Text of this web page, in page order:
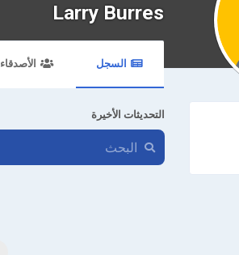
Larry Burres
السجل الأصدقاء
التحديثات الأخيرة